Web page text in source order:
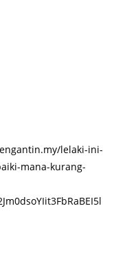
lelaki-ini-
mana-kurang-